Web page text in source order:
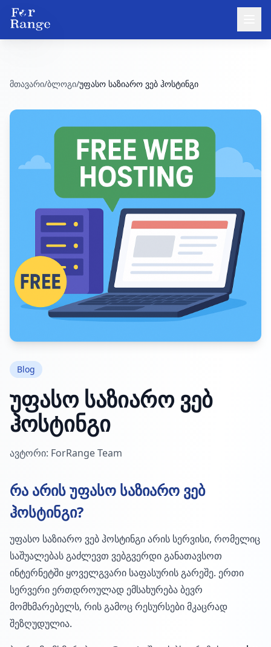
მთავარი/ბლოგი/უფასო საზიარო ვებ ჰოსტინგი
Blog
უფასო საზიარო ვებ
ჰოსტინგი
ავტორი: ForRange Team
რა არის უფასო საზიარო ვებ
ჰოსტინგი?
უფასო საზიარო ვებ ჰოსტინგი არის სერვისი, რომელიც
საშუალებას გაძლევთ ვებგვერდი განათავსოთ
ინტერნეტში ყოველგვარი საფასურის გარეშე. ერთი
სერვერი ერთდროულად ემსახურება ბევრ
მომხმარებელს, რის გამოც რესურსები მკაცრად
შეზღუდულია.